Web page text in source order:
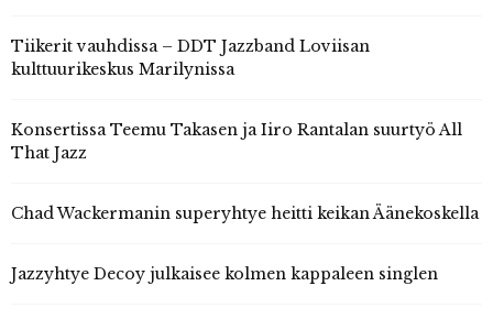
Tiikerit vauhdissa – DDT Jazzband Loviisan
kulttuurikeskus Marilynissa
Konsertissa Teemu Takasen ja Iiro Rantalan suurtyö All
That Jazz
Chad Wackermanin superyhtye heitti keikan Äänekoskella
Jazzyhtye Decoy julkaisee kolmen kappaleen singlen